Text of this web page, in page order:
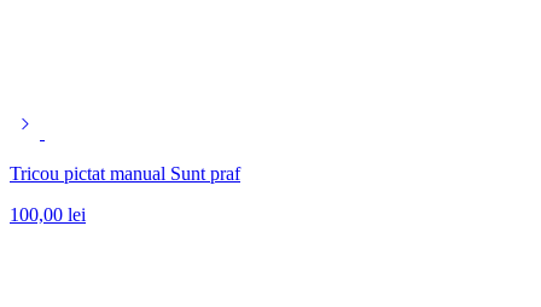
Tricou pictat manual Sunt praf
100,00 lei